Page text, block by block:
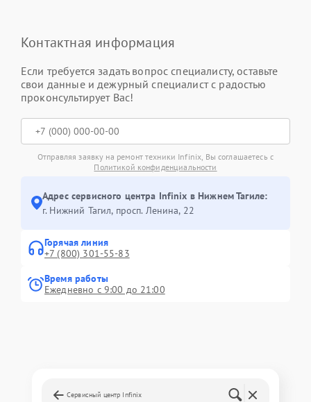
Контактная информация
Если требуется задать вопрос специалисту, оставьте
свои данные и дежурный специалист с радостью
проконсультирует Вас!
Отправляя заявку на ремонт техники Infinix, Вы соглашаетесь с
Политикой конфиденциальности
Адрес сервисного центра Infinix в Нижнем Тагиле:
г. Нижний Тагил, просп. Ленина, 22
Горячая линия
+7 (800) 301-55-83
Время работы
Ежедневно с 9:00 до 21:00
Сервисный центр Infinix